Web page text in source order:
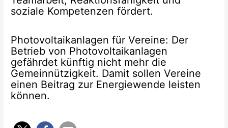
soziale Kompetenzen fördert.
Photovoltaikanlagen für Vereine: Der
Betrieb von Photovoltaikanlagen
gefährdet künftig nicht mehr die
Gemeinnützigkeit. Damit sollen Vereine
einen Beitrag zur Energiewende leisten
können.